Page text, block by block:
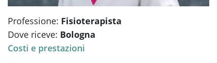
Professione: Fisioterapista
Dove riceve: Bologna
Costi e prestazioni